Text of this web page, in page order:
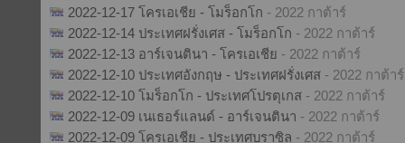
2022-12-17 โครเอเชีย - โมร็อกโก - 2022 กาต้าร์
2022-12-14 ประเทศฝรั่งเศส - โมร็อกโก - 2022 กาต้าร์
2022-12-13 อาร์เจนตินา - โครเอเชีย - 2022 กาต้าร์
2022-12-10 ประเทศอังกฤษ - ประเทศฝรั่งเศส - 2022 กาต้าร์
2022-12-10 โมร็อกโก - ประเทศโปรตุเกส - 2022 กาต้าร์
2022-12-09 เนเธอร์แลนด์ - อาร์เจนตินา - 2022 กาต้าร์
2022-12-09 โครเอเชีย - ประเทศบราซิล - 2022 กาต้าร์